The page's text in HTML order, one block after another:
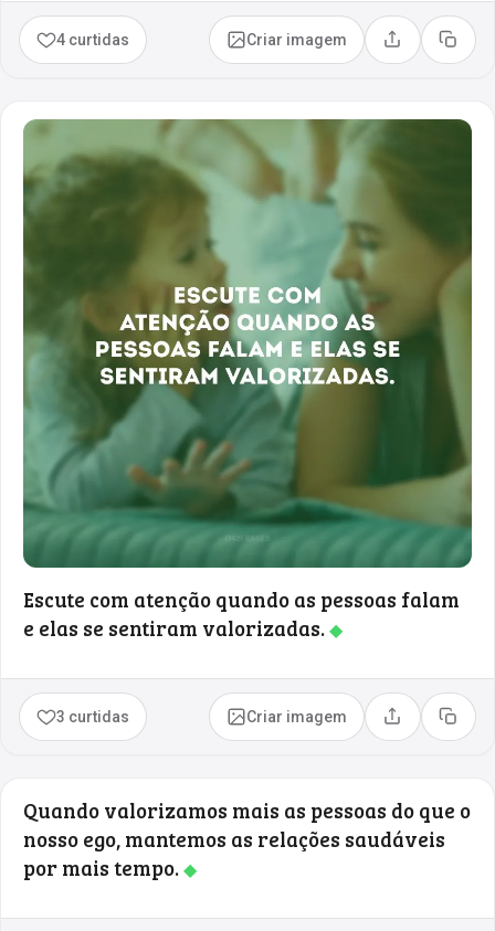
4 curtidas Criar imagem Compartilhar
Copiar
Escute com atenção quando as pessoas falam
e elas se sentiram valorizadas.◆
3 curtidas Criar imagem Compartilhar
Copiar
Quando valorizamos mais as pessoas do que o
nosso ego, mantemos as relações saudáveis
por mais tempo.◆